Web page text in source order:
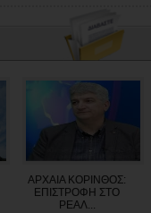
ΑΡΧΑΙΑ ΚΟΡΙΝΘΟΣ:
ΕΠΙΣΤΡΟΦΗ ΣΤΟ
ΡΕΑΛ...